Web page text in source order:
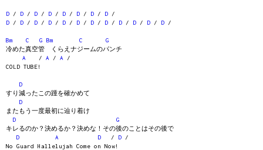
D / D / D / D / D / D / D / D /
D / D / D / D / D / D / D / D / D / D / D / D /
Bm C G Bm C
G
冷めた真空管 くらえナジームのパンチ
A / A / A /
COLD TUBE!
D
すり減ったこの踵を確かめて
D
またもう一度最初に辿り着け
D
G
キレるのか？決めるか？決めな！その後のことはその後で
D
A D / D /
No Guard Hallelujah Come on Now!